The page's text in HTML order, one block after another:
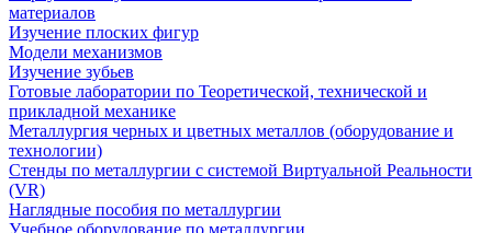
материалов
Изучение плоских фигур
Модели механизмов
Изучение зубьев
Готовые лаборатории по Теоретической, технической и
прикладной механике
Металлургия черных и цветных металлов (оборудование и
технологии)
Cтенды по металлургии с системой Виртуальной Реальности
(VR)
Наглядные пособия по металлургии
Учебное оборудование по металлургии